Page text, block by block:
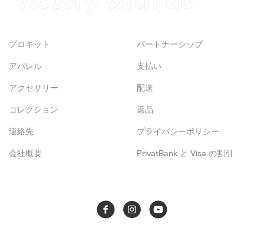
プロキット
アパレル
アクセサリー
コレクション
連絡先
会社概要
パートナーシップ
支払い
配送
返品
プライバシーポリシー
PrivatBank と Visa の割引